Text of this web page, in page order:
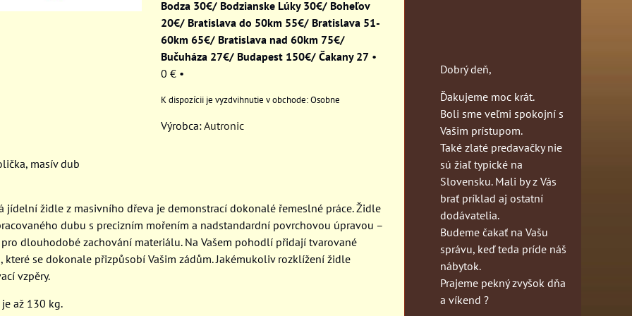
Bodza 30€/ Bodzianske Lúky 30€/ Boheľov
20€/ Bratislava do 50km 55€/ Bratislava 51-
60km 65€/ Bratislava nad 60km 75€/
Bučuháza 27€/ Budapest 150€/ Čakany 27 •
0 € •
Osobne
Výrobca:Autronic
masív dub
jídelní židle z masivního dřeva je demonstrací dokonalé řemeslné práce. Židle
dubu s precizním mořením a nadstandardní povrchovou úpravou –
dlouhodobé zachování materiálu. Na Vašem pohodlí přidají tvarované
které se dokonale přizpůsobí Vašim zádům. Jakémukoliv rozklížení židle
vzpěry.
až 130 kg.
Dobrý deň,
Ďakujeme moc krát.
Boli sme veľmi spokojní s
Vašim prístupom.
Také zlaté predavačky nie
sú žiaľ typické na
Slovensku. Mali by z Vás
brať príklad aj ostatní
dodávatelia.
Budeme čakať na Vašu
správu, keď teda príde náš
nábytok.
Prajeme pekný zvyšok dňa
a víkend ?